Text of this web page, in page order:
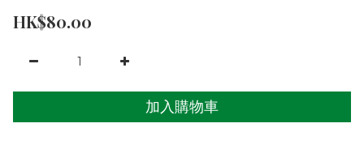
HK$80.00
加入購物車